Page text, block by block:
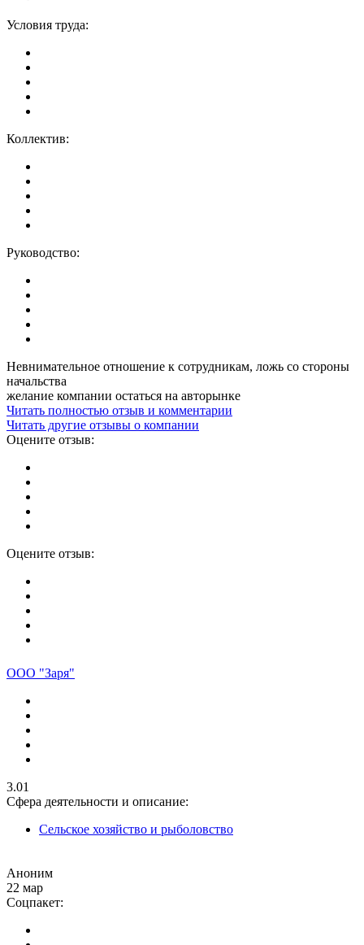
Условия труда:
Коллектив:
Руководство:
Невнимательное отношение к сотрудникам, ложь со стороны
начальства
желание компании остаться на авторынке
Читать полностью отзыв и комментарии
Читать другие отзывы о компании
Оцените отзыв:
Оцените отзыв:
ООО "Заря"
3.01
Сфера деятельности и описание:
Сельское хозяйство и рыболовство
Аноним
22 мар
Соцпакет: